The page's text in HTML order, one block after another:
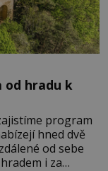
od hradu k
program
hned dvě
od sebe
i za